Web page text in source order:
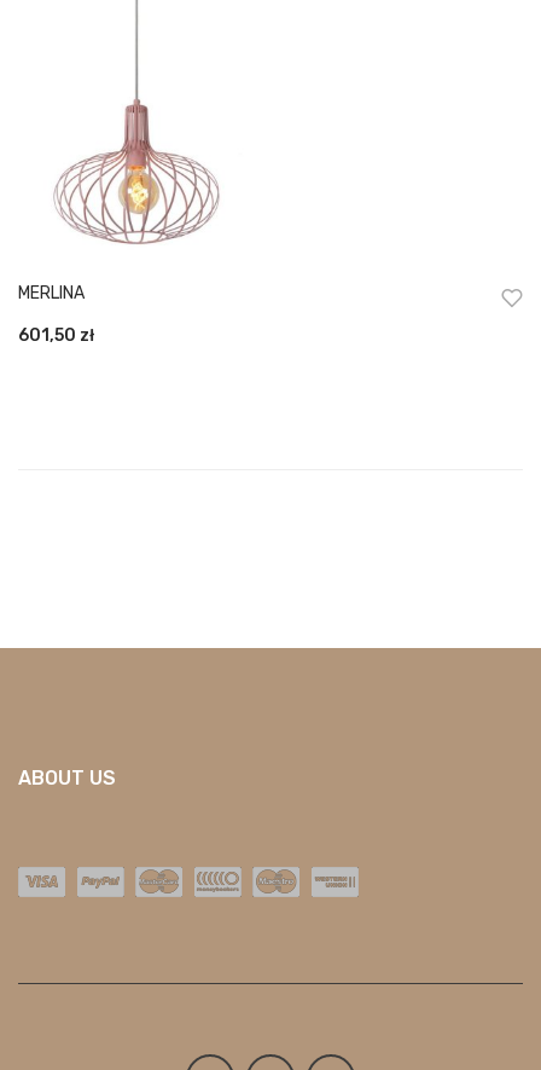
MERLINA
601,50 zł
ABOUT US